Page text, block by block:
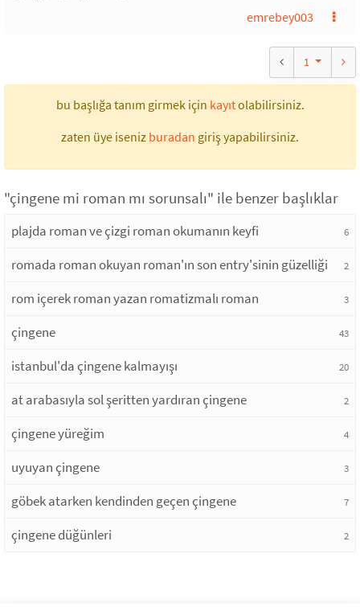
emrebey003
1
bu başlığa tanım girmek için kayıtolabilirsiniz.
zaten üye iseniz buradan giriş yapabilirsiniz.
"çingene mi roman mı sorunsalı" ile benzer başlıklar
plajda roman ve çizgi roman okumanın keyfi 6
romada roman okuyan roman'ın son entry'sinin güzelliği 2
rom içerek roman yazan romatizmalı roman 3
çingene 43
istanbul'da çingene kalmayışı 20
at arabasıyla sol şeritten yardıran çingene 2
çingene yüreğim 4
uyuyan çingene 3
göbek atarken kendinden geçen çingene 7
çingene düğünleri 2